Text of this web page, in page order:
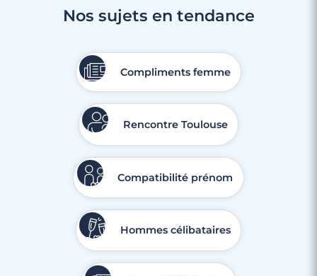
Nos sujets en tendance
Compliments femme
Rencontre Toulouse
Compatibilité prénom
Hommes célibataires